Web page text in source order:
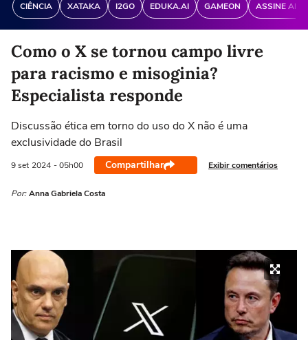
CIÊNCIA XATAKA I2GO EDUKA.AI GAMEON ASSINE
Como o X se tornou campo livre
para racismo e misoginia?
Especialista responde
Discussão ética em torno do uso do X não é uma
exclusividade do Brasil
9 set 2024 - 05h00 Compartilhar Exibir comentários
Por: Anna Gabriela Costa